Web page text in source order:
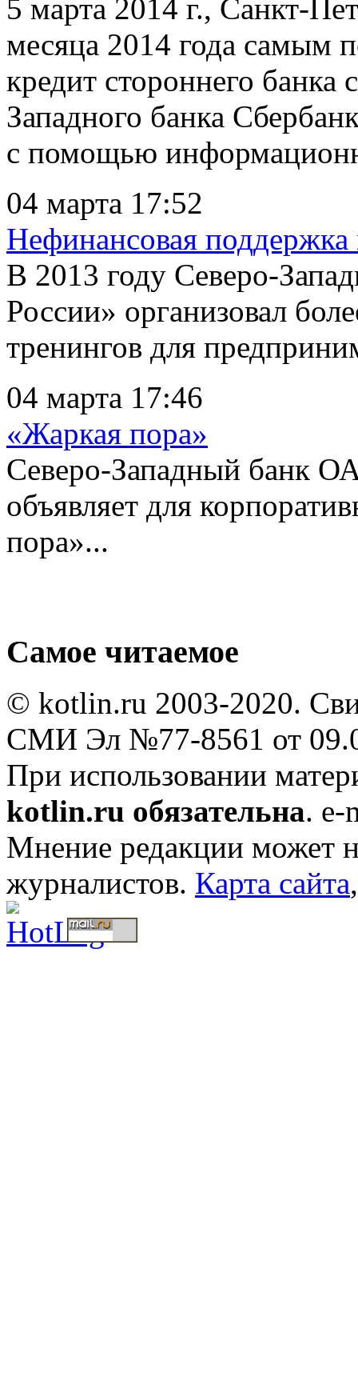
5 марта 2014 г., Санкт-
месяца 2014 года самым
кредит стороннего банка
Западного банка
с помощью
04 марта 17:52
Нефинансовая поддержка
В 2013 году Северо-
России» организовал
тренингов для
04 марта 17:46
«Жаркая пора»
Северо-Западный банк
объявляет для
пора»...
Самое читаемое
© kotlin.ru 2003-2020.
СМИ Эл №77-8561 от
При использовании
kotlin.ru обязательна. e-
Мнение редакции может
журналистов. Карта сайта